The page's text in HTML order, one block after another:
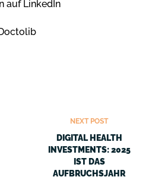
auf LinkedIn
NEXT POST
DIGITAL HEALTH
INVESTMENTS: 2025
IST DAS
AUFBRUCHSJAHR